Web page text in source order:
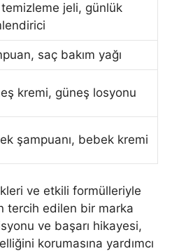
jeli, günlük
saç bakım yağı
kremi, güneş losyonu
şampuanı, bebek kremi
ve etkili formülleriyle
tercih edilen bir marka
ve başarı hikayesi,
korumasına yardımcı